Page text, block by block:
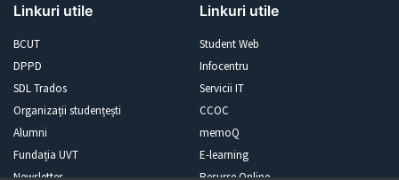
Linkuri utile
BCUT
DPPD
SDL Trados
Organizații studențești
Alumni
Fundația UVT
Newsletter
Linkuri utile
Student Web
Infocentru
Servicii IT
CCOC
memoQ
E-learning
Resurse Online